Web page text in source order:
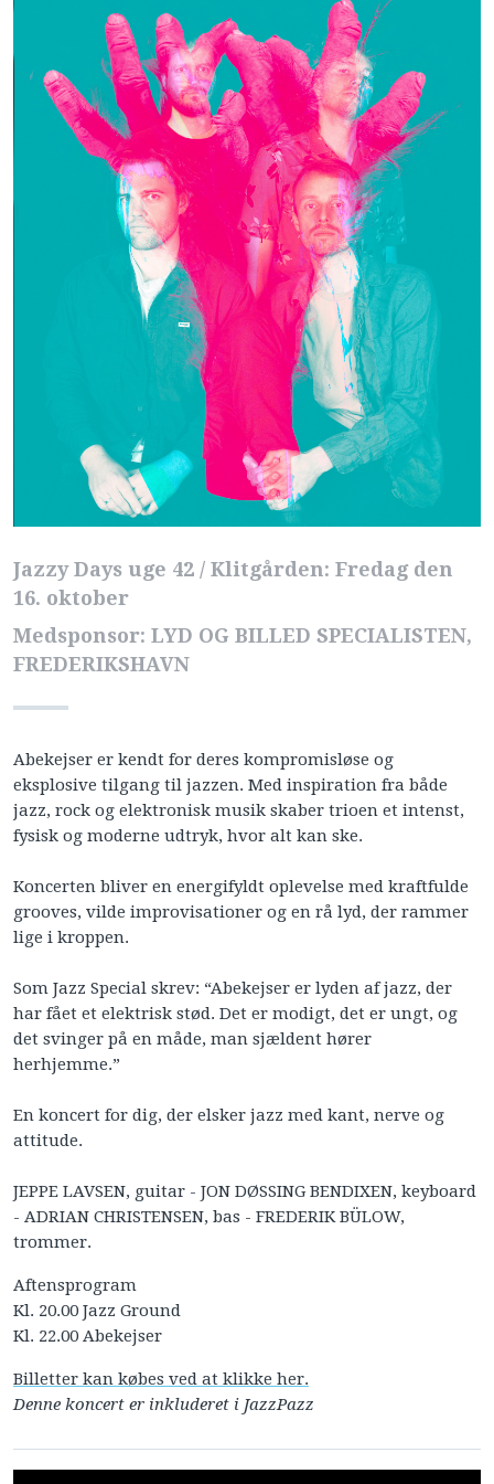
Jazzy Days uge 42 / Klitgården: Fredag den
16. oktober
Medsponsor: LYD OG BILLED SPECIALISTEN,
FREDERIKSHAVN
Abekejser er kendt for deres kompromisløse og
eksplosive tilgang til jazzen. Med inspiration fra både
jazz, rock og elektronisk musik skaber trioen et intenst,
fysisk og moderne udtryk, hvor alt kan ske.
Koncerten bliver en energifyldt oplevelse med kraftfulde
grooves, vilde improvisationer og en rå lyd, der rammer
lige i kroppen.
Som Jazz Special skrev: “Abekejser er lyden af jazz, der
har fået et elektrisk stød. Det er modigt, det er ungt, og
det svinger på en måde, man sjældent hører
herhjemme.”
En koncert for dig, der elsker jazz med kant, nerve og
attitude.
JEPPE LAVSEN, guitar - JON DØSSING BENDIXEN, keyboard
- ADRIAN CHRISTENSEN, bas - FREDERIK BÜLOW,
trommer.
Aftensprogram
Kl. 20.00 Jazz Ground
Kl. 22.00 Abekejser
Billetter kan købes ved at klikke her.
Denne koncert er inkluderet i JazzPazz